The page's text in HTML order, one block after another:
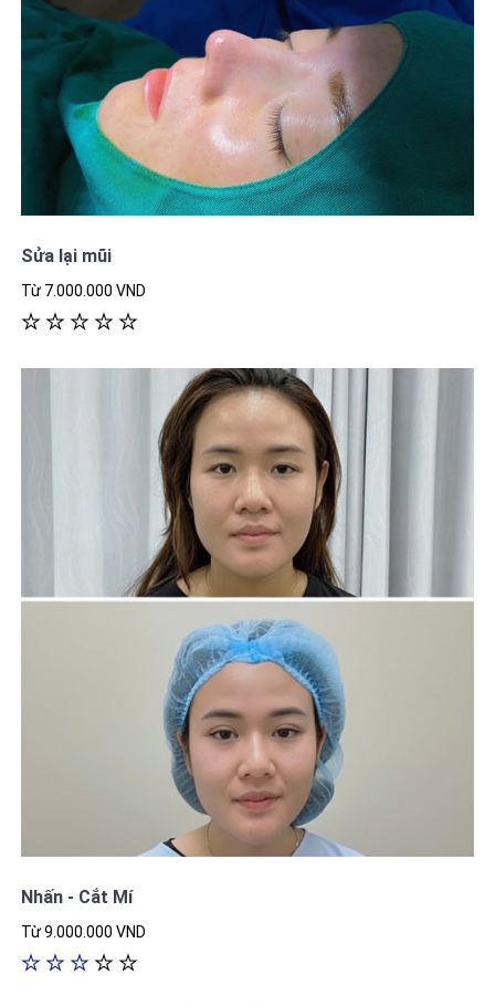
Sửa lại mũi
Từ 7.000.000 VND
Nhấn - Cắt Mí
Từ 9.000.000 VND